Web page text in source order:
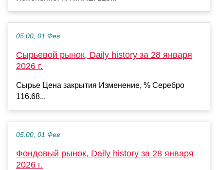
05:00, 01 Фев
Сырьевой рынок, Daily history за 28 января
2026 г.
Сырье Цена закрытия Изменение, % Серебро
116.68...
05:00, 01 Фев
Фондовый рынок, Daily history за 28 января
2026 г.